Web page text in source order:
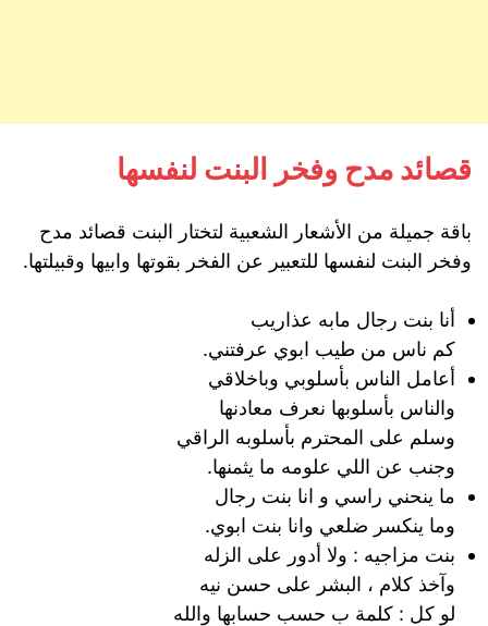
قصائد مدح وفخر البنت لنفسها
باقة جميلة من الأشعار الشعبية لتختار البنت قصائد مدح
وفخر البنت لنفسها للتعبير عن الفخر بقوتها وابيها وقبيلتها.
أنا بنت رجال مابه عذاريب
كم ناس من طيب ابوي عرفتني.
أعامل الناس بأسلوبي وباخلاقي
والناس بأسلوبها نعرف معادنها
وسلم على المحترم بأسلوبه الراقي
وجنب عن اللي علومه ما يثمنها.
ما ينحني راسي و انا بنت رجال
وما ينكسر ضلعي وانا بنت ابوي.
بنت مزاجيه : ولا أدور على الزله
وآخذ كلام ، البشر على حسن نيه
لو كل : كلمة ب حسب حسابها والله